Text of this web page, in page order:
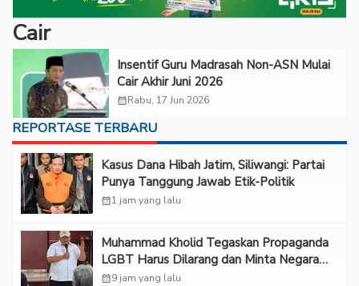
Cair
Insentif Guru Madrasah Non-ASN Mulai
Cair Akhir Juni 2026
calendar_monthRabu, 17 Jun 2026
REPORTASE TERBARU
Kasus Dana Hibah Jatim, Siliwangi: Partai
Punya Tanggung Jawab Etik-Politik
calendar_month1 jam yang lalu
Muhammad Kholid Tegaskan Propaganda
LGBT Harus Dilarang dan Minta Negara
Melindungi Korban
calendar_month9 jam yang lalu